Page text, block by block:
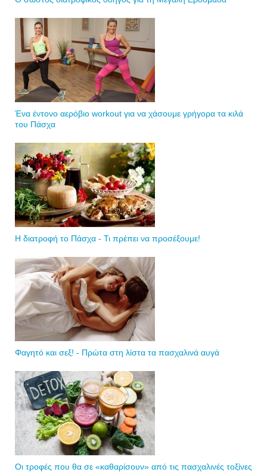
Ένα έντονο αερόβιο workout για να χάσουμε γρήγορα τα κιλά
του Πάσχα
Η διατροφή το Πάσχα - Τι πρέπει να προσέξουμε!
Φαγητό και σεξ! - Πρώτα στη λίστα τα πασχαλινά αυγά
Οι τροφές που θα σε «καθαρίσουν» από τις πασχαλινές τοξίνες